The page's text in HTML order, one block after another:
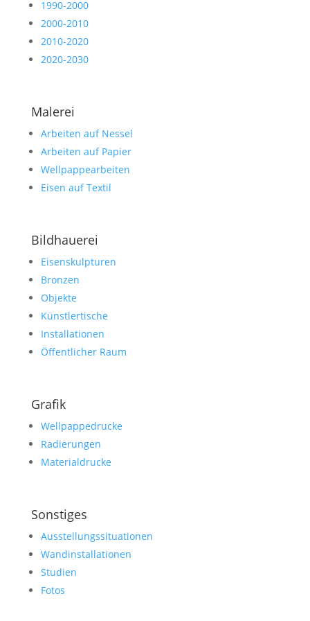
1990-2000
2000-2010
2010-2020
2020-2030
Malerei
Arbeiten auf Nessel
Arbeiten auf Papier
Wellpappearbeiten
Eisen auf Textil
Bildhauerei
Eisenskulpturen
Bronzen
Objekte
Künstlertische
Installationen
Öffentlicher Raum
Grafik
Wellpappedrucke
Radierungen
Materialdrucke
Sonstiges
Ausstellungssituationen
Wandinstallationen
Studien
Fotos